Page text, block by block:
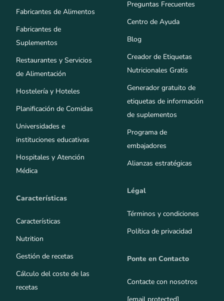
Fabricantes de Alimentos
Fabricantes de
Suplementos
Restaurantes y Servicios
de Alimentación
Hostelería y Hoteles
Planificación de Comidas
Universidades e
instituciones educativas
Hospitales y Atención
Médica
Características
Características
Nutrition
Gestión de recetas
Cálculo del coste de las
recetas
Preguntas Frecuentes
Centro de Ayuda
Blog
Creador de Etiquetas
Nutricionales Gratis
Generador gratuito de
etiquetas de información
de suplementos
Programa de
embajadores
Alianzas estratégicas
Légal
Términos y condiciones
Política de privacidad
Ponte en Contacto
Contacte con nosotros